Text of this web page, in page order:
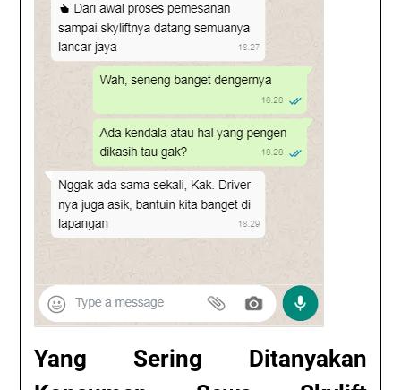
Yang Sering Ditanyakan